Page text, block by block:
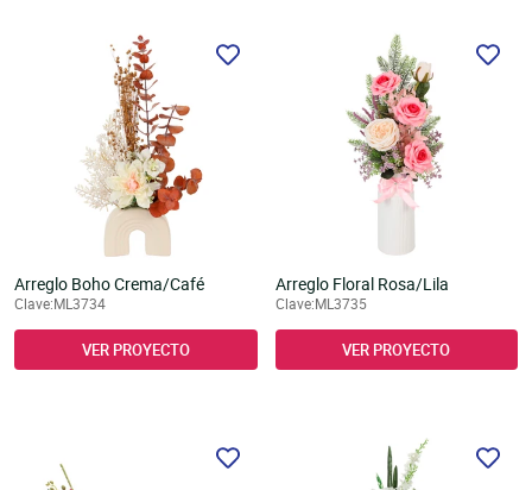
Arreglo Boho Crema/Café
Clave:ML3734
VER PROYECTO
Arreglo Floral Rosa/Lila
Clave:ML3735
VER PROYECTO